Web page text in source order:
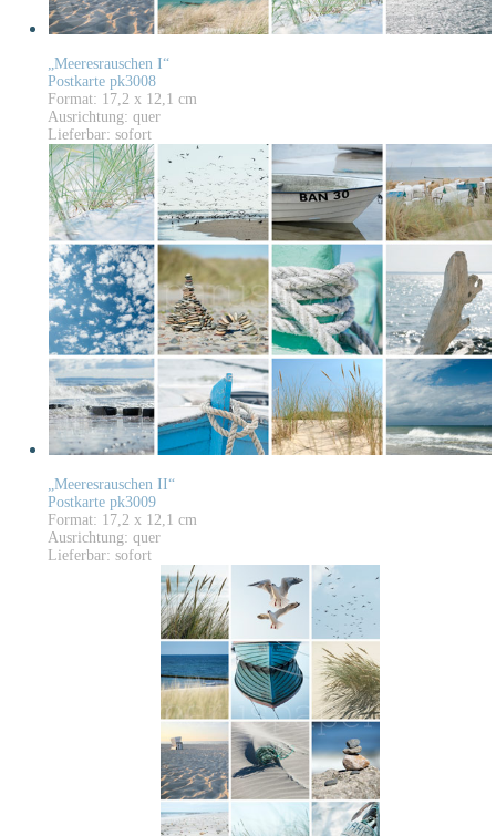
„Meeresrauschen I“
Postkarte pk3008
Format: 17,2 x 12,1 cm
Ausrichtung: quer
Lieferbar: sofort
„Meeresrauschen II“
Postkarte pk3009
Format: 17,2 x 12,1 cm
Ausrichtung: quer
Lieferbar: sofort